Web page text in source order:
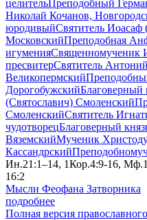
целительПреподобный
Николай Кочанов,
юродивыйСвятитель
МосковскийПреподобная
игуменияСвященномученик
пресвитерСвятитель
Великопермский
ДорогобужскийБлаговерный
(Святославич) Смоленский
СмоленскийСвятитель
чудотворецБлаговерный
ВяземскийМученик
Кассандрский
Ин.21:1–14, 1Кор.4:9-16,
16:2
Мысли Феофана Затворника
подробнее
Полная версия